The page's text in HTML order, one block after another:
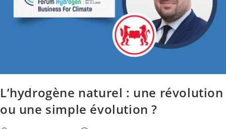
L’hydrogène naturel : une révolution
ou une simple évolution ?